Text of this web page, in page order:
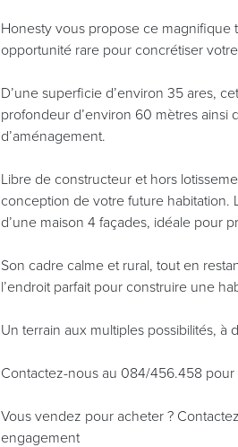
Honesty vous propose ce magnifique
opportunité rare pour concrétiser
D’une superficie d’environ 35 ares,
profondeur d’environ 60 mètres ainsi
d’aménagement.
Libre de constructeur et hors
conception de votre future habitation.
d’une maison 4 façades, idéale pour
Son cadre calme et rural, tout en
l’endroit parfait pour construire une
Un terrain aux multiples possibilités, à
Contactez-nous au 084/456.458 pour
Vous vendez pour acheter ?
engagement